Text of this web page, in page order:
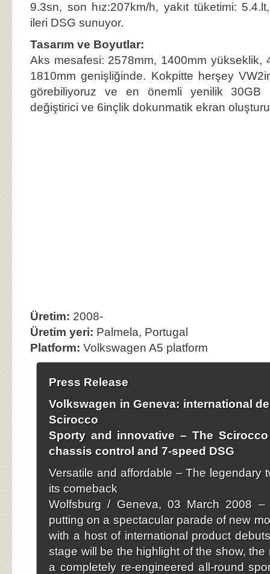
9.3sn, son hız:207km/h, yakıt tüketimi:
ileri DSG sunuyor.
Tasarım ve Boyutlar:
Aks mesafesi: 2578mm, 1400mm yükseklik,
1810mm genişliğinde. Kokpitte herşey
görebiliyoruz ve en önemli yenilik
değiştirici ve 6inçlik dokunmatik ekran
Üretim: 2008-
Üretim yeri: Palmela, Portugal
Platform: Volkswagen A5 platform
Press Release
Volkswagen in Geneva: international
Scirocco
Sporty and innovative – The
chassis control and 7-speed DSG
Versatile and affordable – The legendary
its comeback
Wolfsburg / Geneva, 03 March 2008 –
putting on a spectacular parade of new
with a host of international product
stage will be the highlight of the show,
a completely re-engineered all-round